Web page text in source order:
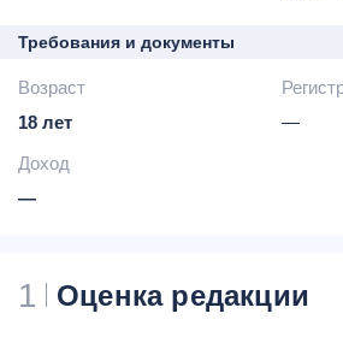
за изменение лимитов по
руб.:
Требования и документы
Возраст
18 лет
—
Доход
—
1 Оценка редакции